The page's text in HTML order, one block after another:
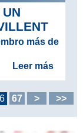
más de
Leer más
67 > >>